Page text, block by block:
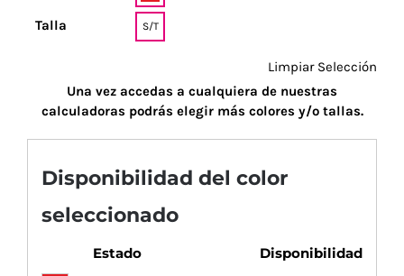
Talla S/T
Limpiar Selección
Una vez accedas a cualquiera de nuestras
calculadoras podrás elegir más colores y/o tallas.
Disponibilidad del color
seleccionado
Estado Disponibilidad